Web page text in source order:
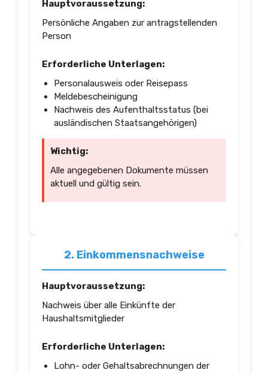
Hauptvoraussetzung:
Persönliche Angaben zur antragstellenden
Person
Erforderliche Unterlagen:
Personalausweis oder Reisepass
Meldebescheinigung
Nachweis des Aufenthaltsstatus (bei
ausländischen Staatsangehörigen)
Wichtig:
Alle angegebenen Dokumente müssen
aktuell und gültig sein.
2. Einkommensnachweise
Hauptvoraussetzung:
Nachweis über alle Einkünfte der
Haushaltsmitglieder
Erforderliche Unterlagen:
Lohn- oder Gehaltsabrechnungen der